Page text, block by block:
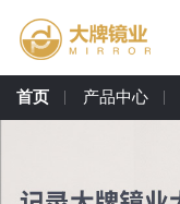
首页 产品中心